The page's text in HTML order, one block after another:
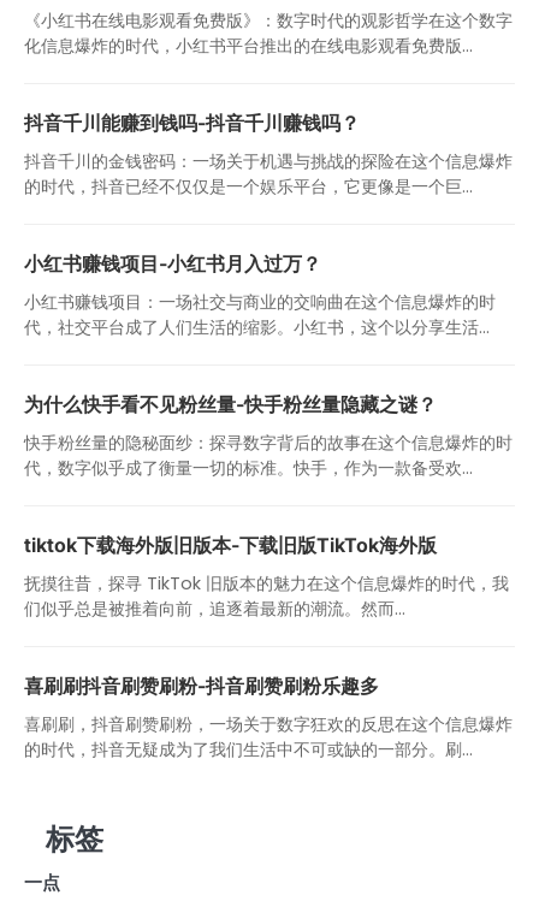
《小红书在线电影观看免费版》：数字时代的观影哲学在这个数字
化信息爆炸的时代，小红书平台推出的在线电影观看免费版...
抖音千川能赚到钱吗-抖音千川赚钱吗？
抖音千川的金钱密码：一场关于机遇与挑战的探险在这个信息爆炸
的时代，抖音已经不仅仅是一个娱乐平台，它更像是一个巨...
小红书赚钱项目-小红书月入过万？
小红书赚钱项目：一场社交与商业的交响曲在这个信息爆炸的时
代，社交平台成了人们生活的缩影。小红书，这个以分享生活...
为什么快手看不见粉丝量-快手粉丝量隐藏之谜？
快手粉丝量的隐秘面纱：探寻数字背后的故事在这个信息爆炸的时
代，数字似乎成了衡量一切的标准。快手，作为一款备受欢...
tiktok下载海外版旧版本-下载旧版TikTok海外版
抚摸往昔，探寻 TikTok 旧版本的魅力在这个信息爆炸的时代，我
们似乎总是被推着向前，追逐着最新的潮流。然而...
喜刷刷抖音刷赞刷粉-抖音刷赞刷粉乐趣多
喜刷刷，抖音刷赞刷粉，一场关于数字狂欢的反思在这个信息爆炸
的时代，抖音无疑成为了我们生活中不可或缺的一部分。刷...
标签
一点